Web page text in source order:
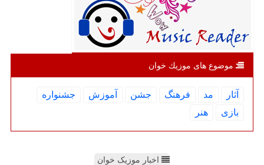
موضوع های موزیك خوان
آثار مد فرهنگ جشن آموزش
جشنواره
بازی
هنر
اخبار موزیک خوان